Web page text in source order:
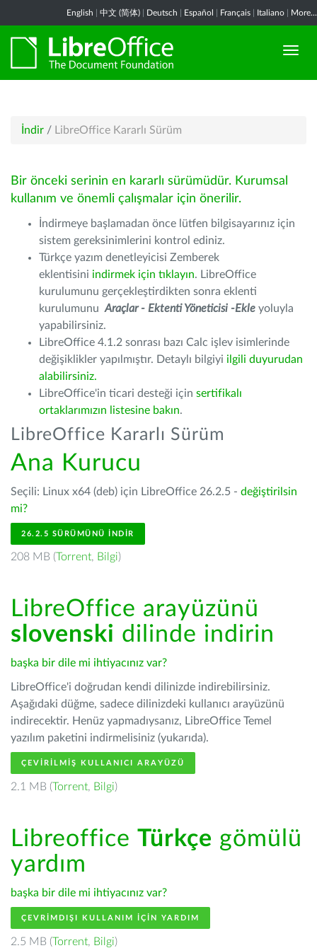
English 中文 (简体) Deutsch Español Français Italiano More...
İndir / LibreOffice Kararlı Sürüm
Bir önceki serinin en kararlı sürümüdür. Kurumsal
kullanım ve önemli çalışmalar için önerilir.
İndirmeye başlamadan önce lütfen bilgisayarınız için
sistem gereksinimlerini kontrol ediniz.
Türkçe yazım denetleyicisi Zemberek
eklentisini indirmek için tıklayın. LibreOffice
kurulumunu gerçekleştirdikten sonra eklenti
kurulumunu Araçlar - Ektenti Yöneticisi -Ekle yoluyla
yapabilirsiniz.
LibreOffice 4.1.2 sonrası bazı Calc işlev isimlerinde
değişiklikler yapılmıştır. Detaylı bilgiyi ilgili duyurudan
alabilirsiniz.
LibreOffice'in ticari desteği için sertifikalı
ortaklarımızın listesine bakın.
LibreOffice Kararlı Sürüm
Ana Kurucu
Seçili: Linux x64 (deb) için LibreOffice 26.2.5 - değiştirilsin
mi?
26.2.5 SÜRÜMÜNÜ İNDIR
208 MB (Torrent, Bilgi)
LibreOffice arayüzünü
slovenski dilinde indirin
başka bir dile mi ihtiyacınız var?
LibreOffice'i doğrudan kendi dilinizde indirebilirsiniz.
Aşağıdaki düğme, sadece dilinizdeki kullanıcı arayüzünü
indirecektir. Henüz yapmadıysanız, LibreOffice Temel
yazılım paketini indirmelisiniz (yukarıda).
ÇEVIRILMIŞ KULLANICI ARAYÜZÜ
2.1 MB (Torrent, Bilgi)
Libreoffice Türkçe gömülü
yardım
başka bir dile mi ihtiyacınız var?
ÇEVRIMDIŞI KULLANIM IÇIN YARDIM
2.5 MB (Torrent, Bilgi)